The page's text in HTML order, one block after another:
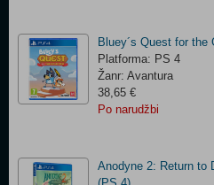
Bluey´s Quest for the
Platforma: PS 4
Žanr: Avantura
38,65 €
Po narudžbi
Anodyne 2: Return to